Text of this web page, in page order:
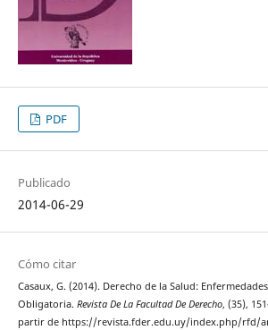
PDF
Publicado
2014-06-29
Cómo citar
Casaux, G. (2014). Derecho de la Salud:
Obligatoria. Revista De La Facultad De Derecho, (35),
partir de https://revista.fder.edu.uy/index.php/rfd/